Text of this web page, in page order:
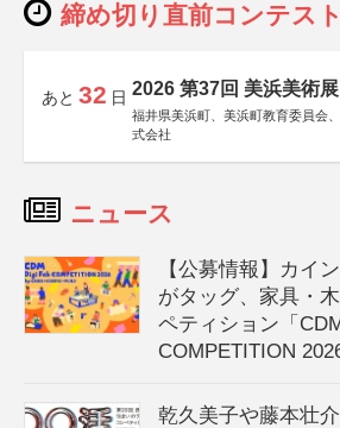
締め切り直前コンテスト
あと 32 日 2026 第37回 美浜美術展
福井県美浜町、美浜町教育委員会
式会社
ニュース
【公募情報】カイ
がタッグ、家具・
ペティション「
COMPETITION
乾久美子や藤本壮